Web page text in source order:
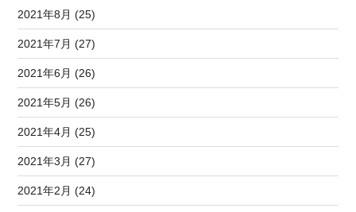
2021年8月 (25)
2021年7月 (27)
2021年6月 (26)
2021年5月 (26)
2021年4月 (25)
2021年3月 (27)
2021年2月 (24)